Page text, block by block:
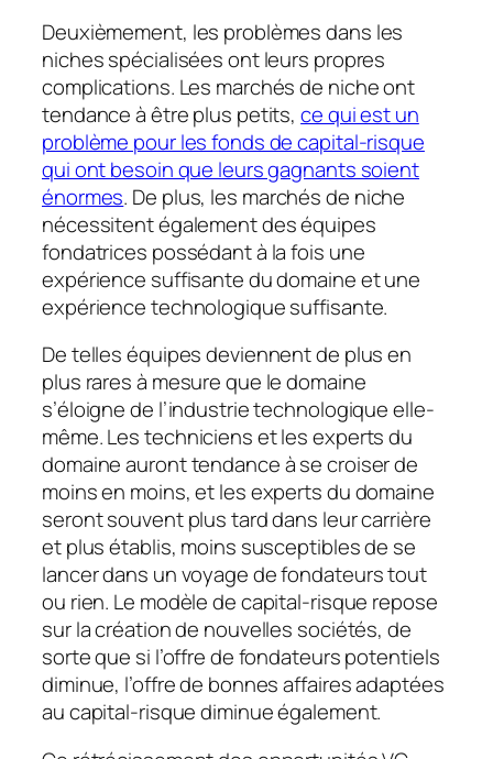
Deuxièmement, les problèmes dans les
niches spécialisées ont leurs propres
complications. Les marchés de niche ont
tendance à être plus petits,ce qui est un
problème pour les fonds de capital-risque
qui ont besoin que leurs gagnants soient
énormes. De plus, les marchés de niche
nécessitent également des équipes
fondatrices possédant à la fois une
expérience suffisante du domaine et une
expérience technologique suffisante.
De telles équipes deviennent de plus en
plus rares à mesure que le domaine
s’éloigne de l’industrie technologique elle-
même. Les techniciens et les experts du
domaine auront tendance à se croiser de
moins en moins, et les experts du domaine
seront souvent plus tard dans leur carrière
et plus établis, moins susceptibles de se
lancer dans un voyage de fondateurs tout
ou rien. Le modèle de capital-risque repose
sur la création de nouvelles sociétés, de
sorte que si l’offre de fondateurs potentiels
diminue, l’offre de bonnes affaires adaptées
au capital-risque diminue également.